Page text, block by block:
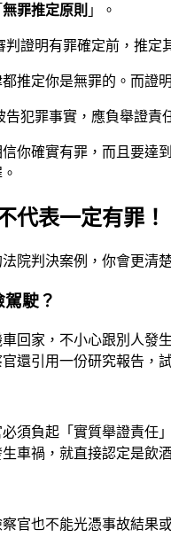
無罪推定原則 」。
判證明有罪確定前，推
推定你是無罪的。而證
告犯罪事實，應負舉證責
你確實有罪，而且要
代表一定有罪！
院判決案例，你會更清
駛？
回家，不小心跟別人發
還引用一份研究報告，
須負起「實質舉證責
車禍，就直接認定是飲
官也不能光憑事故結